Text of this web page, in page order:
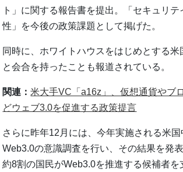
ト」に関する報告書を提出。「セキュリ
性」を今後の政策課題として掲げた。
同時に、ホワイトハウスをはじめとする
と会合を持ったことも報道されている。
関連：米大手VC「a16z」、仮想通貨やブ
どウェブ3.0を促進する政策提言
さらに昨年12月には、今年実施される米
Web3.0の意識調査を行い、その結果を発
約8割の国民がWeb3.0を推進する候補者を